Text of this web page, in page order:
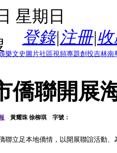
星期日
登錄|注冊|
樂文史 圖片社區視頻專題創投吉林南
僑聯開展
黃耀珠 徐柳琪 字號：
聯立足本地僑情，以開展聯誼活動